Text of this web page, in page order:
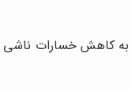
به کاهش خسارات